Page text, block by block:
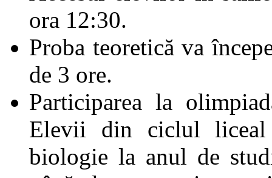
ora 12:30.
Proba teoretică va
de 3 ore.
Participarea la
Elevii din ciclul
biologie la anul de